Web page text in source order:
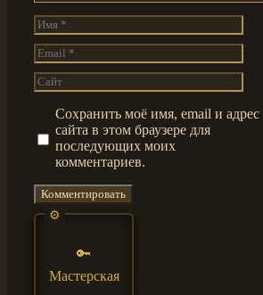
Имя
Email
Сайт
Сохранить моё имя, email и адрес
сайта в этом браузере для
последующих моих
комментариев.
🔑
Мастерская